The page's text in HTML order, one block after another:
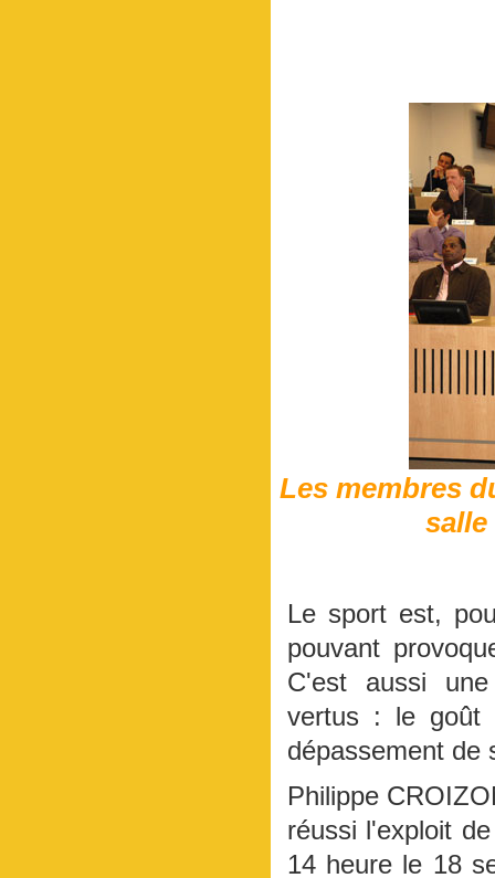
Les membres
salle
Le sport est,
pouvant
C'est aussi
vertus : le goût
dépassement de
Philippe
réussi l'exploit
14 heure le 18